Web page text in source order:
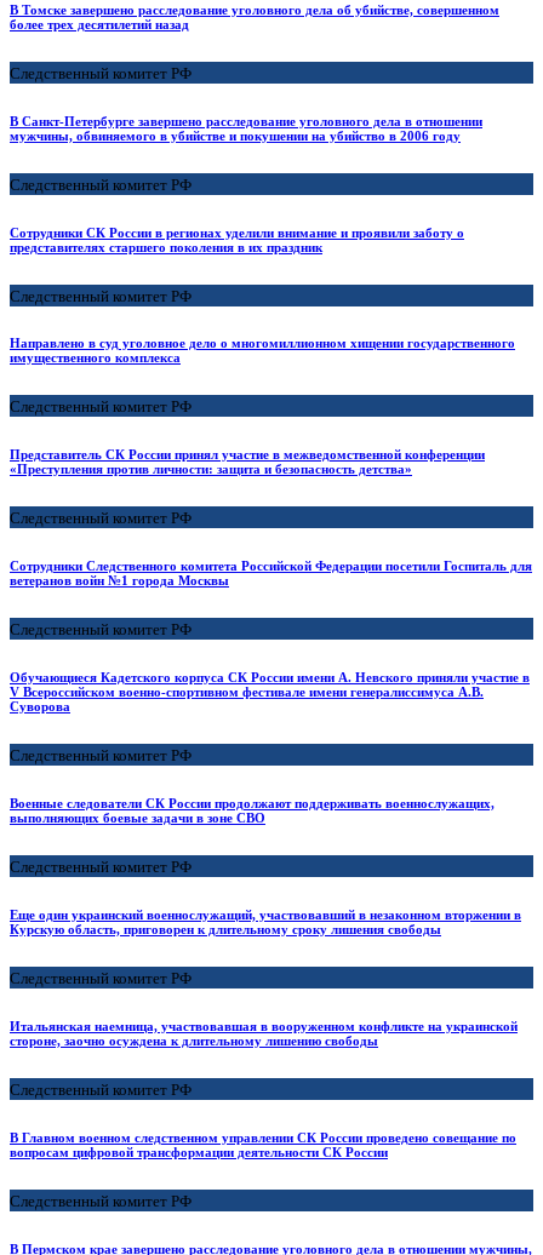
В Томске завершено расследование уголовного дела об убийстве, совершенном
более трех десятилетий назад
Следственный комитет РФ
В Санкт-Петербурге завершено расследование уголовного дела в отношении
мужчины, обвиняемого в убийстве и покушении на убийство в 2006 году
Следственный комитет РФ
Сотрудники СК России в регионах уделили внимание и проявили заботу о
представителях старшего поколения в их праздник
Следственный комитет РФ
Направлено в суд уголовное дело о многомиллионном хищении государственного
имущественного комплекса
Следственный комитет РФ
Представитель СК России принял участие в межведомственной конференции
«Преступления против личности: защита и безопасность детства»
Следственный комитет РФ
Сотрудники Следственного комитета Российской Федерации посетили Госпиталь для
ветеранов войн №1 города Москвы
Следственный комитет РФ
Обучающиеся Кадетского корпуса СК России имени А. Невского приняли участие в
V Всероссийском военно-спортивном фестивале имени генералиссимуса А.В.
Суворова
Следственный комитет РФ
Военные следователи СК России продолжают поддерживать военнослужащих,
выполняющих боевые задачи в зоне СВО
Следственный комитет РФ
Еще один украинский военнослужащий, участвовавший в незаконном вторжении в
Курскую область, приговорен к длительному сроку лишения свободы
Следственный комитет РФ
Итальянская наемница, участвовавшая в вооруженном конфликте на украинской
стороне, заочно осуждена к длительному лишению свободы
Следственный комитет РФ
В Главном военном следственном управлении СК России проведено совещание по
вопросам цифровой трансформации деятельности СК России
Следственный комитет РФ
В Пермском крае завершено расследование уголовного дела в отношении мужчины,